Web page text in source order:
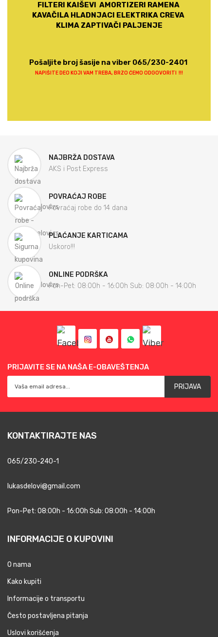
FILTERI KAIŠEVI AMORTIZERI RAMENA
KAVAČILA HLADNJACI ELEKTRIKA CREVA
KLIMA ZAPTIVAČI PALJENJE
Pošaljite broj šasije na viber 065/230-2401
NAPIŠITE DEO KOJI VAM TREBA, BRZO ĆEMO ODGOVORITI !!!
NAJBRŽA DOSTAVA
AKS i Post Express
POVRAĆAJ ROBE
Povraćaj robe do 14 dana
PLAĆANJE KARTICAMA
Uskoro!!!
ONLINE PODRŠKA
Pon-Pet: 08:00h - 16:00h Sub: 08:00h - 14:00h
PRIJAVITE SE NA NAŠA E-OBAVEŠTENJA
PRIJAVA
KONTAKTIRAJTE NAS
065/230-240-1
lukasdelovi@gmail.com
Pon-Pet: 08:00h - 16:00h Sub: 08:00h - 14:00h
INFORMACIJE O KUPOVINI
O nama
Kako kupiti
Informacije o transportu
Često postavljena pitanja
Uslovi korišćenja